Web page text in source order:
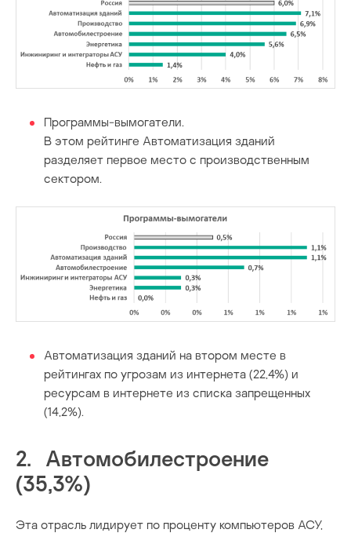
Программы-вымогатели.
В этом рейтинге Автоматизация зданий
разделяет первое место с производственным
сектором.
Автоматизация зданий на втором месте в
рейтингах по угрозам из интернета (22,4%) и
ресурсам в интернете из списка запрещенных
(14,2%).
2. Автомобилестроение
(35,3%)
Эта отрасль лидирует по проценту компьютеров АСУ,